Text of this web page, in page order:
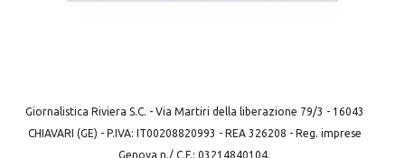
Giornalistica Riviera S.C. - Via Martiri della liberazione 79/3 - 16043
CHIAVARI (GE) - P.IVA: IT00208820993 - REA 326208 - Reg. imprese
Genova n./ C.F.: 03214840104.